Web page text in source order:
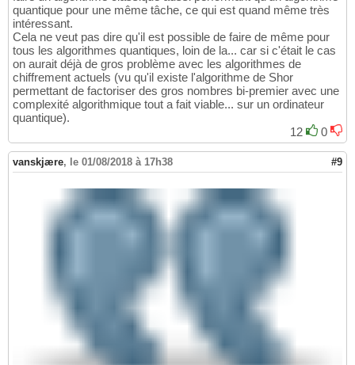
quantique pour une même tâche, ce qui est quand même très
intéressant.
Cela ne veut pas dire qu'il est possible de faire de même pour
tous les algorithmes quantiques, loin de la... car si c'était le cas
on aurait déjà de gros problème avec les algorithmes de
chiffrement actuels (vu qu'il existe l'algorithme de Shor
permettant de factoriser des gros nombres bi-premier avec une
complexité algorithmique tout a fait viable... sur un ordinateur
quantique).
12
0
vanskjære, le 01/08/2018 à 17h38 #9